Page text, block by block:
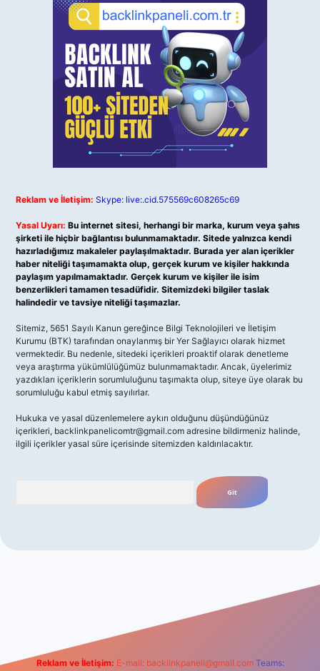
Reklam ve İletişim: Skype: live:.cid.575569c608265c69
Yasal Uyarı: Bu internet sitesi, herhangi bir marka, kurum veya şahıs
şirketi ile hiçbir bağlantısı bulunmamaktadır. Sitede yalnızca kendi
hazırladığımız makaleler paylaşılmaktadır. Burada yer alan içerikler
haber niteliği taşımamakta olup, gerçek kurum ve kişiler hakkında
paylaşım yapılmamaktadır. Gerçek kurum ve kişiler ile isim
benzerlikleri tamamen tesadüfidir. Sitemizdeki bilgiler taslak
halindedir ve tavsiye niteliği taşımazlar.
Sitemiz, 5651 Sayılı Kanun gereğince Bilgi Teknolojileri ve İletişim
Kurumu (BTK) tarafından onaylanmış bir Yer Sağlayıcı olarak hizmet
vermektedir. Bu nedenle, sitedeki içerikleri proaktif olarak denetleme
veya araştırma yükümlülüğümüz bulunmamaktadır. Ancak, üyelerimiz
yazdıkları içeriklerin sorumluluğunu taşımakta olup, siteye üye olarak bu
sorumluluğu kabul etmiş sayılırlar.
Hukuka ve yasal düzenlemelere aykırı olduğunu düşündüğünüz
içerikleri, backlinkpanelicomtr@gmail.com adresine bildirmeniz halinde,
ilgili içerikler yasal süre içerisinde sitemizden kaldırılacaktır.
Reklam ve İletişim: E-mail: backlinkpaneli@gmail.com Teams: